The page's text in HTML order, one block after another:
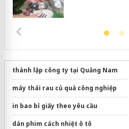
thành lập công ty tại Quảng Nam
máy thái rau củ quả công nghiệp
in bao bì giấy theo yêu cầu
dán phim cách nhiệt ô tô